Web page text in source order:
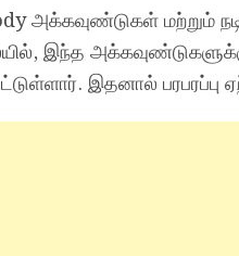
அக்கவுண்டுகள் மற்றும்
இந்த
இதனால் பரபரப்பு